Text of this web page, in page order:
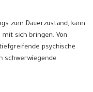
zum Dauerzustand, kann
mit sich bringen. Von
psychische
schwerwiegende